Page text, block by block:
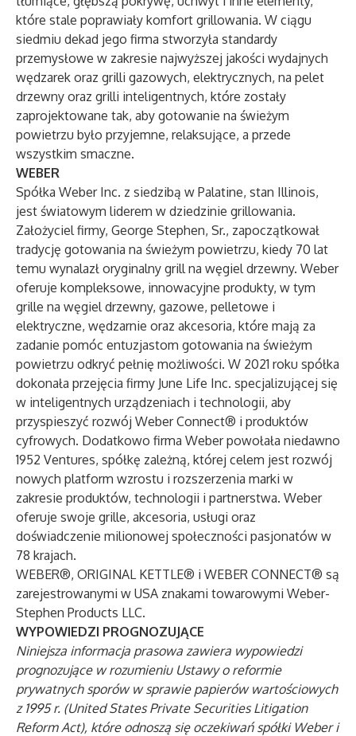
które stale poprawiały komfort grillowania. W ciągu
siedmiu dekad jego firma stworzyła standardy
przemysłowe w zakresie najwyższej jakości wydajnych
wędzarek oraz grilli gazowych, elektrycznych, na pelet
drzewny oraz grilli inteligentnych, które zostały
zaprojektowane tak, aby gotowanie na świeżym
powietrzu było przyjemne, relaksujące, a przede
wszystkim smaczne.
WEBER
Spółka Weber Inc. z siedzibą w Palatine, stan Illinois,
jest światowym liderem w dziedzinie grillowania.
Założyciel firmy, George Stephen, Sr., zapoczątkował
tradycję gotowania na świeżym powietrzu, kiedy 70 lat
temu wynalazł oryginalny grill na węgiel drzewny. Weber
oferuje kompleksowe, innowacyjne produkty, w tym
grille na węgiel drzewny, gazowe, pelletowe i
elektryczne, wędzarnie oraz akcesoria, które mają za
zadanie pomóc entuzjastom gotowania na świeżym
powietrzu odkryć pełnię możliwości. W 2021 roku spółka
dokonała przejęcia firmy June Life Inc. specjalizującej się
w inteligentnych urządzeniach i technologii, aby
przyspieszyć rozwój Weber Connect® i produktów
cyfrowych. Dodatkowo firma Weber powołała niedawno
1952 Ventures, spółkę zależną, której celem jest rozwój
nowych platform wzrostu i rozszerzenia marki w
zakresie produktów, technologii i partnerstwa. Weber
oferuje swoje grille, akcesoria, usługi oraz
doświadczenie milionowej społeczności pasjonatów w
78 krajach.
WEBER®, ORIGINAL KETTLE® i WEBER CONNECT® są
zarejestrowanymi w USA znakami towarowymi Weber-
Stephen Products LLC.
WYPOWIEDZI PROGNOZUJĄCE
Niniejsza informacja prasowa zawiera wypowiedzi
prognozujące w rozumieniu Ustawy o reformie
prywatnych sporów w sprawie papierów wartościowych
z 1995 r. (United States Private Securities Litigation
Reform Act), które odnoszą się oczekiwań spółki Weber i